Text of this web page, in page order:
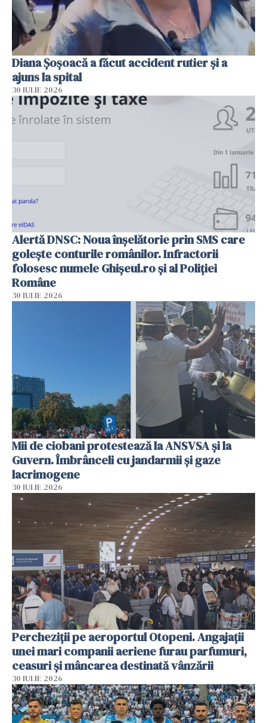
Diana Șoșoacă a făcut accident rutier și a
ajuns la spital
30 IULIE 2026
Alertă DNSC: Noua înșelătorie prin SMS care
golește conturile românilor. Infractorii
folosesc numele Ghișeul.ro și al Poliției
Române
30 IULIE 2026
Mii de ciobani protestează la ANSVSA și la
Guvern. Îmbrânceli cu jandarmii și gaze
lacrimogene
30 IULIE 2026
Percheziții pe aeroportul Otopeni. Angajații
unei mari companii aeriene furau parfumuri,
ceasuri și mâncarea destinată vânzării
30 IULIE 2026